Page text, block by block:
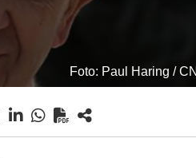
Foto: Paul Haring /